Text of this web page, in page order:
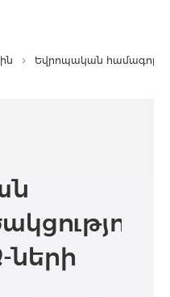
Եվրոպական